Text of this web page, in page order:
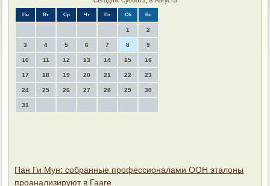
Пн Вт Ср Чт Пт Сб Вс
1 2
3 4 5 6 7 8 9
10 11 12 13 14 15 16
17 18 19 20 21 22 23
24 25 26 27 28 29 30
31
Пан Ги Мун: собранные профессионалами ООН эталоны
проанализируют в Гааге